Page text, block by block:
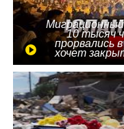
Миграционный
10 тысяч
прорвались
хочет